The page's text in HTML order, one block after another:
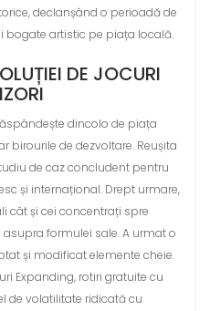
declanșând o perioadă de
bogate artistic pe piața locală.
DE JOCURI
dincolo de piața
birourile de dezvoltare. Reușita
de caz concludent pentru
și internațional. Drept urmare,
cât și cei concentrați spre
formulei sale. A urmat o
și modificat elemente cheie.
Expanding, rotiri gratuite cu
de volatilitate ridicată cu